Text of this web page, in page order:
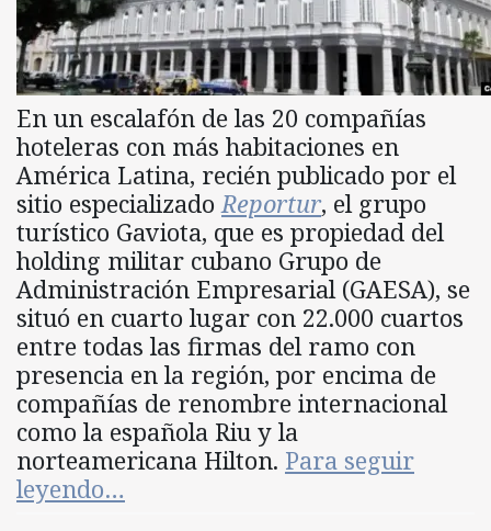
En un escalafón de las 20 compañías
hoteleras con más habitaciones en
América Latina, recién publicado por el
sitio especializadoReportur, el grupo
turístico Gaviota, que es propiedad del
holding militar cubano Grupo de
Administración Empresarial (GAESA), se
situó en cuarto lugar con 22.000 cuartos
entre todas las firmas del ramo con
presencia en la región, por encima de
compañías de renombre internacional
como la española Riu y la
norteamericana Hilton. Para seguir
leyendo…